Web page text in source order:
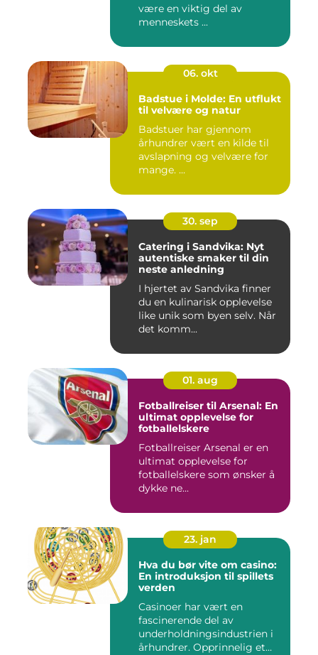
være en viktig del av
menneskets ...
06. okt
Badstue i Molde: En utflukt
til velvære og natur
Badstuer har gjennom
århundrer vært en kilde til
avslapning og velvære for
mange. ...
30. sep
Catering i Sandvika: Nyt
autentiske smaker til din
neste anledning
I hjertet av Sandvika finner
du en kulinarisk opplevelse
like unik som byen selv. Når
det komm...
01. aug
Fotballreiser til Arsenal: En
ultimat opplevelse for
fotballelskere
Fotballreiser Arsenal er en
ultimat opplevelse for
fotballelskere som ønsker å
dykke ne...
23. jan
Hva du bør vite om casino:
En introduksjon til spillets
verden
Casinoer har vært en
fascinerende del av
underholdningsindustrien i
århundrer. Opprinnelig et